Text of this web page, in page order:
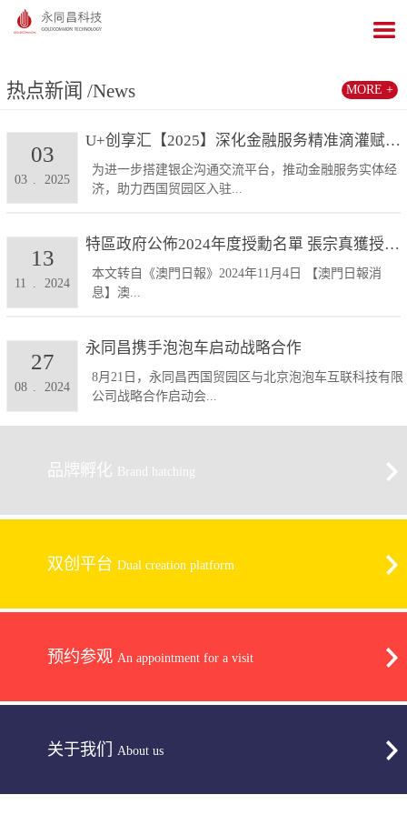
热点新闻 /News
U+创享汇【2025】深化金融服务精准滴灌赋能发展...
为进一步搭建银企沟通交流平台，推动金融服务实体经
济，助力西国贸园区入驻...
03 2025
03
特區政府公佈2024年度授勳名單 張宗真獲授予專業...
本文转自《澳門日報》2024年11月4日 【澳門日報消
息】澳...
11 2024
13
永同昌携手泡泡车启动战略合作
8月21日，永同昌西国贸园区与北京泡泡车互联科技有限
公司战略合作启动会...
08 . 2024
27
MORE +
品牌孵化 Brand hatching
双创平台 Dual creation platform
预约参观 An appointment for a visit
关于我们 About us